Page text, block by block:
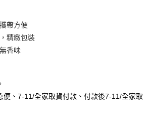
中國信託商業銀行
帶方便
精緻包裝
香味
便、7-11/全家取貨付款、付款後7-11/全家取